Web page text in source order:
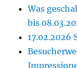
Was
bis
17.02.2026